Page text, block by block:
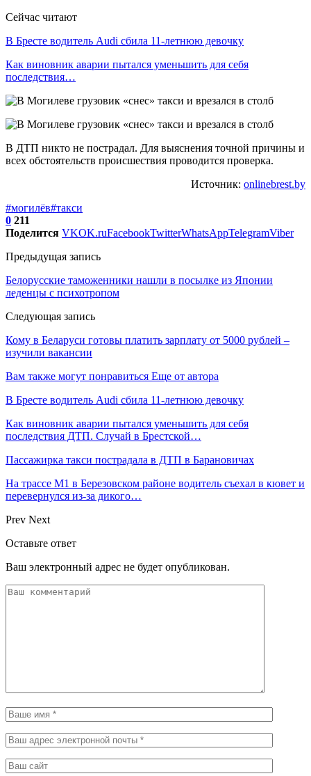
Сейчас читают
В Бресте водитель Audi сбила 11-летнюю девочку
Как виновник аварии пытался уменьшить для себя
последствия…
В ДТП никто не пострадал. Для выяснения точной причины и
всех обстоятельств происшествия проводится проверка.
Источник: onlinebrest.by
#могилёв#такси
0 211
Поделится VKOK.ruFacebookTwitterWhatsAppTelegramViber
Предыдущая запись
Белорусские таможенники нашли в посылке из Японии
леденцы с психотропом
Следующая запись
Кому в Беларуси готовы платить зарплату от 5000 рублей –
изучили вакансии
Вам также могут понравиться Еще от автора
В Бресте водитель Audi сбила 11-летнюю девочку
Как виновник аварии пытался уменьшить для себя
последствия ДТП. Случай в Брестской…
Пассажирка такси пострадала в ДТП в Барановичах
На трассе М1 в Березовском районе водитель съехал в кювет и
перевернулся из-за дикого…
Prev Next
Оставьте ответ
Ваш электронный адрес не будет опубликован.